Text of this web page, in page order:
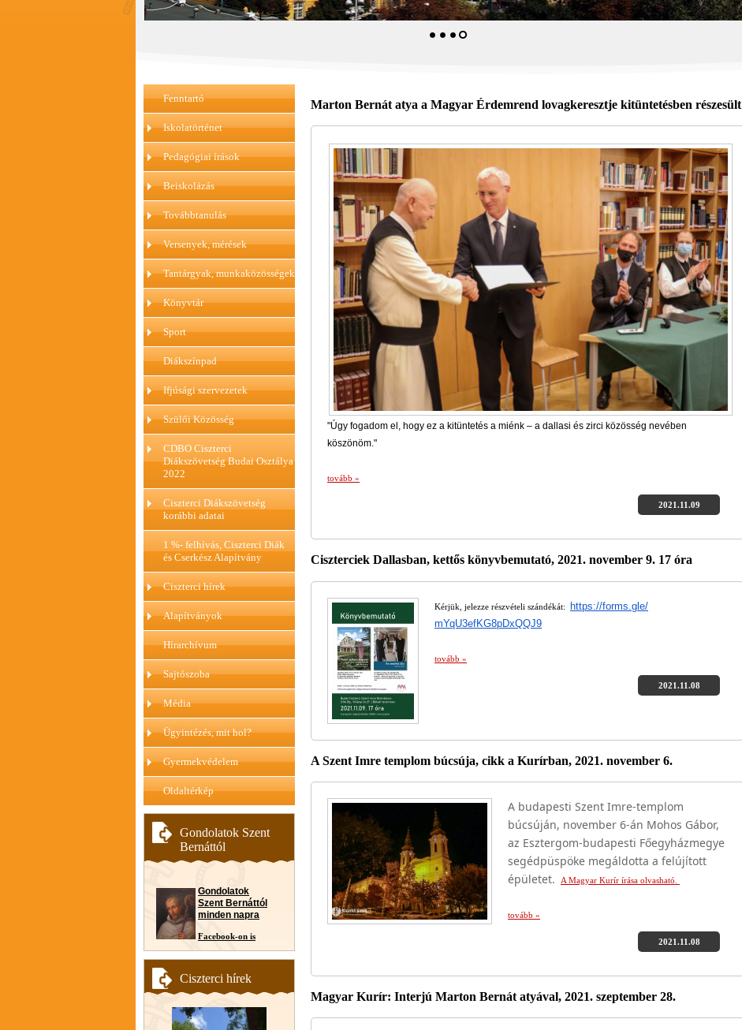
Fenntartó
Iskolatörténet
Pedagógiai írások
Beiskolázás
Továbbtanulás
Versenyek, mérések
Tantárgyak, munkaközösségek
Könyvtár
Sport
Diákszínpad
Ifjúsági szervezetek
Szülői Közösség
CDBO Ciszterci
Diákszövetség Budai Osztálya
2022
Ciszterci Diákszövetség
korábbi adatai
1 %- felhívás, Ciszterci Diák
és Cserkész Alapítvány
Ciszterci hírek
Alapítványok
Hírarchívum
Sajtószoba
Média
Ügyintézés, mit hol?
Gyermekvédelem
Oldaltérkép
Gondolatok Szent
Bernáttól
Gondolatok
Szent Bernáttól
minden napra
Facebook-on is
Ciszterci hírek
Marton Bernát atya a Magyar Érdemrend lovagkeresztje kitüntetésben részesült
"Úgy fogadom el, hogy ez a kitüntetés a miénk – a dallasi és zirci közösség nevében
köszönöm."
tovább »
2021.11.09
Ciszterciek Dallasban, kettős könyvbemutató, 2021. november 9. 17 óra
Kérjük, jelezze részvételi szándékát: https://forms.gle/
mYqU3efKG8pDxQQJ9
tovább »
2021.11.08
A Szent Imre templom búcsúja, cikk a Kurírban, 2021. november 6.
A budapesti Szent Imre-templom
búcsúján, november 6-án Mohos Gábor,
az Esztergom-budapesti Főegyházmegye
segédpüspöke megáldotta a felújított
épületet.
A Magyar Kurír írása olvasható.
tovább »
2021.11.08
Magyar Kurír: Interjú Marton Bernát atyával, 2021. szeptember 28.